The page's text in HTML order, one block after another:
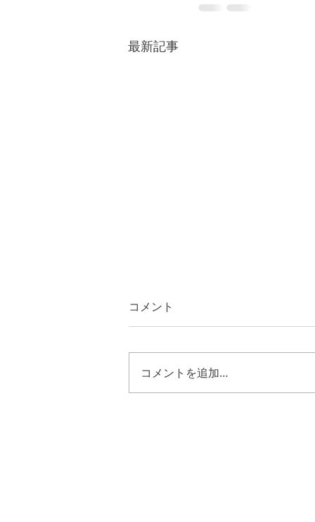
最新記事
コメント
コメントを追加…